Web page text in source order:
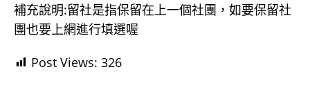
補充說明:留社是指保留在上一個社團，如要保留社
團也要上網進行填選喔
Post Views: 326